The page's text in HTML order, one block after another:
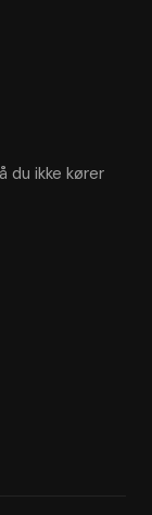
du ikke kører